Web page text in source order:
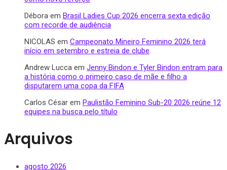
Débora em Brasil Ladies Cup 2026 encerra sexta edição
com recorde de audiência
NICOLAS em Campeonato Mineiro Feminino 2026 terá
início em setembro e estreia de clube
Andrew Lucca em Jenny Bindon e Tyler Bindon entram para
a história como o primeiro caso de mãe e filho a
disputarem uma copa da FIFA
Carlos César em Paulistão Feminino Sub-20 2026 reúne 12
equipes na busca pelo título
Arquivos
agosto 2026